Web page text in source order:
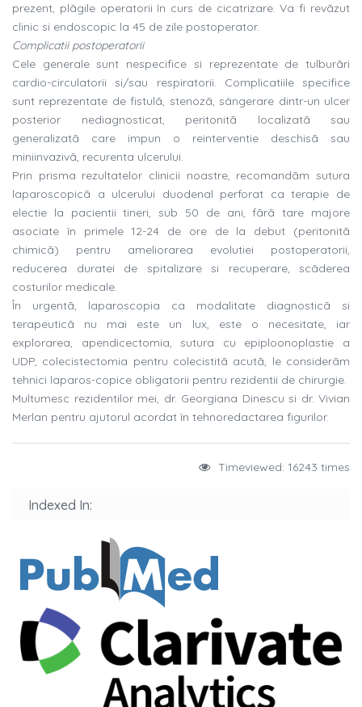
prezent, plãgile operatorii în curs de cicatrizare. Va fi revãzut
clinic si endoscopic la 45 de zile postoperator.
Complicatii postoperatorii
Cele generale sunt nespecifice si reprezentate de tulburãri
cardio-circulatorii si/sau respiratorii. Complicatiile specifice
sunt reprezentate de fistulã, stenozã, sângerare dintr-un ulcer
posterior nediagnosticat, peritonitã localizatã sau
generalizatã care impun o reinterventie deschisã sau
miniinvazivã, recurenta ulcerului.
Prin prisma rezultatelor clinicii noastre, recomandãm sutura
laparoscopicã a ulcerului duodenal perforat ca terapie de
electie la pacientii tineri, sub 50 de ani, fãrã tare majore
asociate în primele 12-24 de ore de la debut (peritonitã
chimicã) pentru ameliorarea evolutiei postoperatorii,
reducerea duratei de spitalizare si recuperare, scãderea
costurilor medicale.
În urgentã, laparoscopia ca modalitate diagnosticã si
terapeuticã nu mai este un lux, este o necesitate, iar
explorarea, apendicectomia, sutura cu epiploonoplastie a
UDP, colecistectomia pentru colecistitã acutã, le considerãm
tehnici laparos-copice obligatorii pentru rezidentii de chirurgie.
Multumesc rezidentilor mei, dr. Georgiana Dinescu si dr. Vivian
Merlan pentru ajutorul acordat în tehnoredactarea figurilor.
Timeviewed: 16243 times
Indexed In: